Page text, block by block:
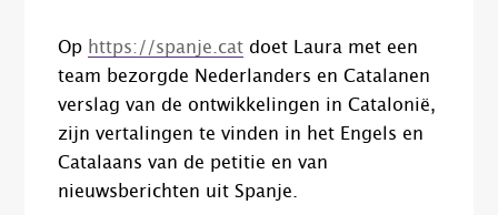
Op https://spanje.cat doet Laura met een
team bezorgde Nederlanders en Catalanen
verslag van de ontwikkelingen in Catalonië,
zijn vertalingen te vinden in het Engels en
Catalaans van de petitie en van
nieuwsberichten uit Spanje.